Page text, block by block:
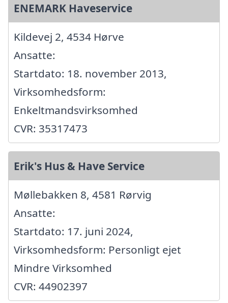
ENEMARK Haveservice
Kildevej 2, 4534 Hørve
Ansatte:
Startdato: 18. november 2013,
Virksomhedsform:
Enkeltmandsvirksomhed
CVR: 35317473
Erik's Hus & Have Service
Møllebakken 8, 4581 Rørvig
Ansatte:
Startdato: 17. juni 2024,
Virksomhedsform: Personligt ejet
Mindre Virksomhed
CVR: 44902397